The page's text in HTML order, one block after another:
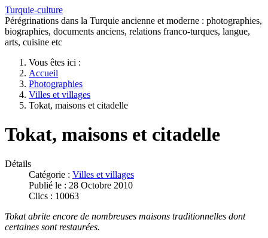
Turquie-culture
Pérégrinations dans la Turquie ancienne et moderne : photographies,
biographies, documents anciens, relations franco-turques, langue,
arts, cuisine etc
Vous êtes ici :
Accueil
Photographies
Villes et villages
Tokat, maisons et citadelle
Tokat, maisons et citadelle
Détails
Catégorie : Villes et villages
Publié le : 28 Octobre 2010
Clics : 10063
Tokat abrite encore de nombreuses maisons traditionnelles dont
certaines sont restaurées.